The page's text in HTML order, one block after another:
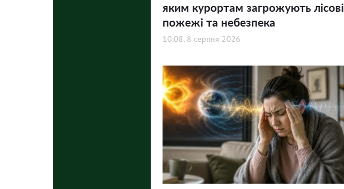
яким курортам загрожують лісові
пожежі та небезпека
10:08, 8 серпня 2026